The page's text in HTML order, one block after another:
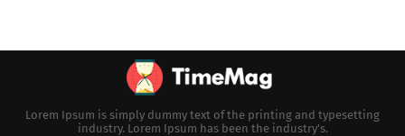
Lorem Ipsum is simply dummy text of the printing and typesetting
industry. Lorem Ipsum has been the industry's.